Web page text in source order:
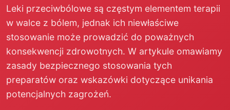
Leki przeciwbólowe są częstym elementem terapii
w walce z bólem, jednak ich niewłaściwe
stosowanie może prowadzić do poważnych
konsekwencji zdrowotnych. W artykule omawiamy
zasady bezpiecznego stosowania tych
preparatów oraz wskazówki dotyczące unikania
potencjalnych zagrożeń.